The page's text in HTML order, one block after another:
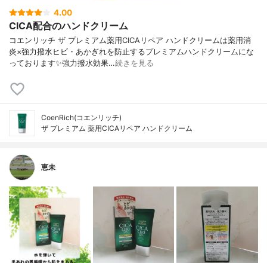
4.00
CICA配合のハンドクリーム
コエンリッチ ザ プレミアム薬用CICAリペア ハンドクリームは薬用消
炎×強力撥水ヒビ・あかぎれを防止するプレミアムハンドクリームにな
っております✨強力撥水効果…続きを見る
CoenRich(コエンリッチ)
ザ プレミアム 薬用CICAリペア ハンドクリーム
恵未